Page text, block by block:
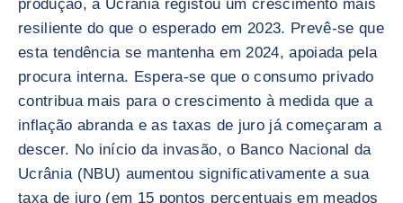
produção, a Ucrânia registou um crescimento mais
resiliente do que o esperado em 2023. Prevê-se que
esta tendência se mantenha em 2024, apoiada pela
procura interna. Espera-se que o consumo privado
contribua mais para o crescimento à medida que a
inflação abranda e as taxas de juro já começaram a
descer. No início da invasão, o Banco Nacional da
Ucrânia (NBU) aumentou significativamente a sua
taxa de juro (em 15 pontos percentuais em meados